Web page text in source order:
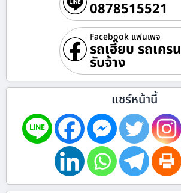
0878515521
Facebook แฟนเพจ
รถเฮี๊ยบ รถเครน
รับจ้าง
แชร์หน้านี้